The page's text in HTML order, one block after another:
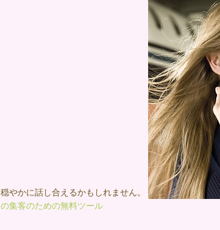
穏やかに話し合えるかもしれません。
の集客のための無料ツール